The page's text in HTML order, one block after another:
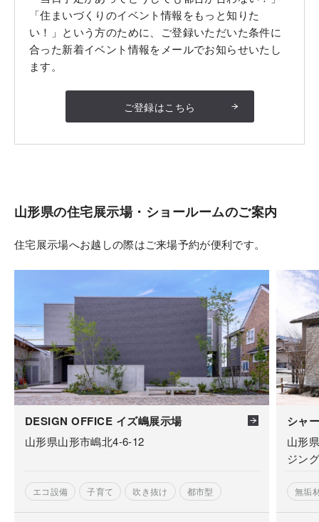
「住まいづくりのイベント情報をもっと知りた
い！」という方のために、ご登録いただいた条件に
合った新着イベント情報をメールでお知らせいたし
ます。
ご登録はこちら
山形県の住宅展示場・ショールームのご案内
住宅展示場へお越しの際はご来場予約が便利です。
DESIGN OFFICE イズ嶋展示場
山形県山形市嶋北4-6-12
エコ設備 子育て 吹き抜け 都市型
シャ
山形
ジン
無垢